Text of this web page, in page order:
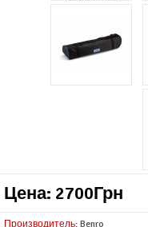
Цена: 2700Грн
Производитель: Benro